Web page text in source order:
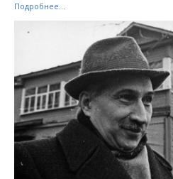
Подробнее...